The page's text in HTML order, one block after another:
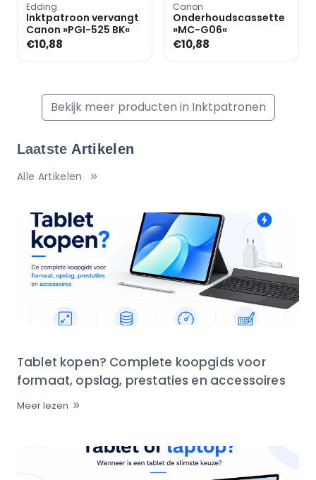
Edding
Inktpatroon vervangt
Canon »PGI-525 BK«
€10,88
Canon
Onderhoudscassette
»MC-G06«
€10,88
Bekijk meer producten in Inktpatronen
Laatste Artikelen
Alle Artikelen
Tablet kopen? Complete koopgids voor
formaat, opslag, prestaties en accessoires
Meer lezen